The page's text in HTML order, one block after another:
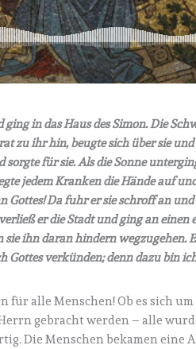
ging in das Haus des Simon. Die
zu ihr hin, beugte sich über sie
für sie. Als die Sonne
jedem Kranken die Hände auf
Gottes! Da fuhr er sie schroff an
er die Stadt und ging an einen
ihn daran hindern wegzugehen.
Gottes verkünden; denn dazu bin
für alle Menschen! Ob es sich
gebracht werden – alle
Die Menschen bekamen eine